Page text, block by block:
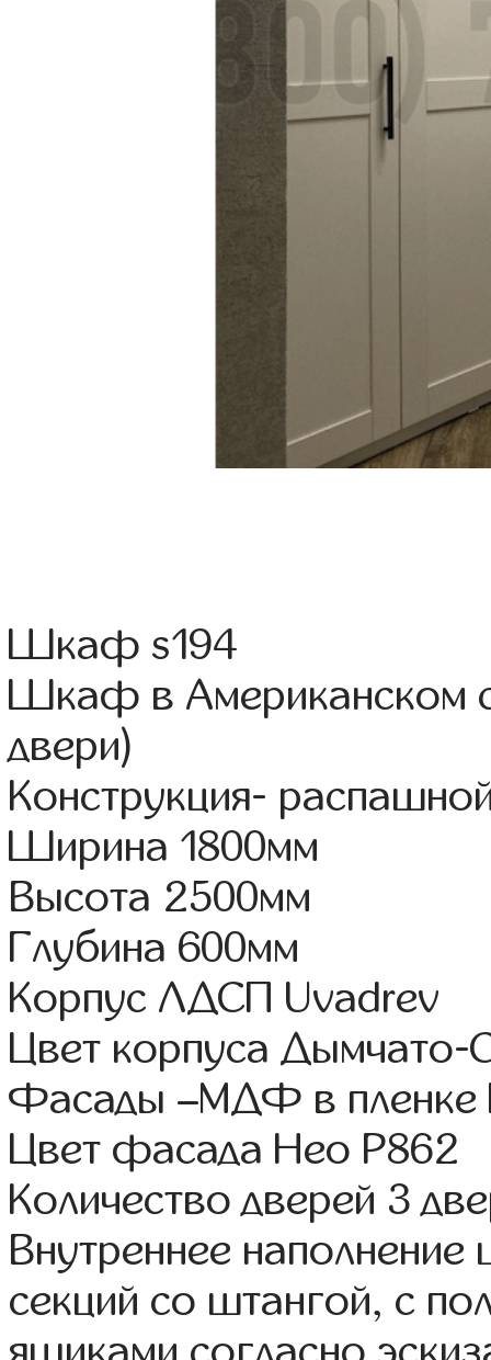
Шкаф s194
Шкаф в Американском
двери)
Конструкция-
Ширина 1800мм
Высота 2500мм
Глубина 600мм
Корпус ЛДСП Uvadrev
Цвет корпуса Дымчато-
Фасады –МДФ в пленке
Цвет фасада Нео Р862
Количество дверей 3
Внутреннее
секций со штангой, с